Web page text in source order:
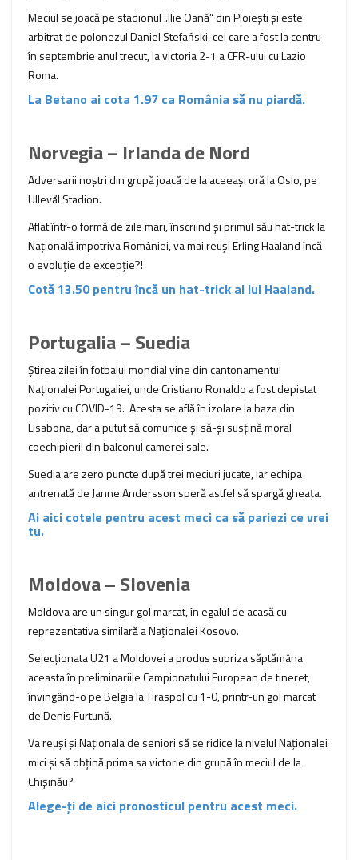
Meciul se joacă pe stadionul „Ilie Oană” din Ploiești și este
arbitrat de polonezul Daniel Stefański, cel care a fost la centru
în septembrie anul trecut, la victoria 2-1 a CFR-ului cu Lazio
Roma.
La Betano ai cota 1.97 ca România să nu piardă.
Norvegia – Irlanda de Nord
Adversarii noștri din grupă joacă de la aceeași oră la Oslo, pe
Ullevål Stadion.
Aflat într-o formă de zile mari, înscriind și primul său hat-trick la
Națională împotriva României, va mai reuși Erling Haaland încă
o evoluție de excepție?!
Cotă 13.50 pentru încă un hat-trick al lui Haaland.
Portugalia – Suedia
Știrea zilei în fotbalul mondial vine din cantonamentul
Naționalei Portugaliei, unde Cristiano Ronaldo a fost depistat
pozitiv cu COVID-19. Acesta se află în izolare la baza din
Lisabona, dar a putut să comunice și să-și susțină moral
coechipierii din balconul camerei sale.
Suedia are zero puncte după trei meciuri jucate, iar echipa
antrenată de Janne Andersson speră astfel să spargă gheața.
Ai aici cotele pentru acest meci ca să pariezi ce vrei
tu.
Moldova – Slovenia
Moldova are un singur gol marcat, în egalul de acasă cu
reprezentativa similară a Naționalei Kosovo.
Selecționata U21 a Moldovei a produs supriza săptămâna
aceasta în preliminariile Campionatului European de tineret,
învingând-o pe Belgia la Tiraspol cu 1-0, printr-un gol marcat
de Denis Furtună.
Va reuși și Naționala de seniori să se ridice la nivelul Naționalei
mici și să obțină prima sa victorie din grupă în meciul de la
Chișinău?
Alege-ți de aici pronosticul pentru acest meci.